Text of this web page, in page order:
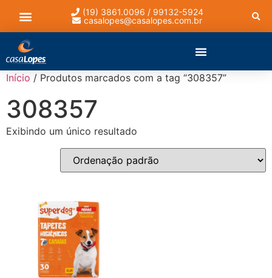
(19) 3861.0096 / 99132-5924
casalopes@casalopes.com.br
Início / Produtos marcados com a tag “308357”
308357
Exibindo um único resultado